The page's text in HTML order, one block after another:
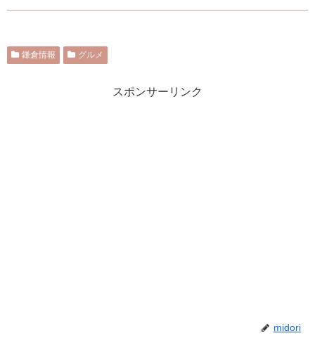
鎌倉情報 グルメ
スポンサーリンク
midori